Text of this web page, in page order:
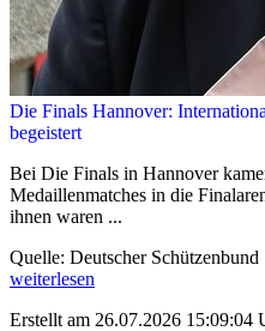
Die Finals Hannover:
begeistert
Bei Die Finals in Hannover
Medaillenmatches in die
ihnen waren ...
Quelle: Deutscher Schützenbund
weiterlesen
Erstellt am 26.07.2026 15:09:04